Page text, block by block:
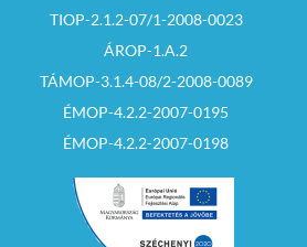
TIOP-2.1.2-07/1-2008-0023
ÁROP-1.A.2
TÁMOP-3.1.4-08/2-2008-0089
ÉMOP-4.2.2-2007-0195
ÉMOP-4.2.2-2007-0198